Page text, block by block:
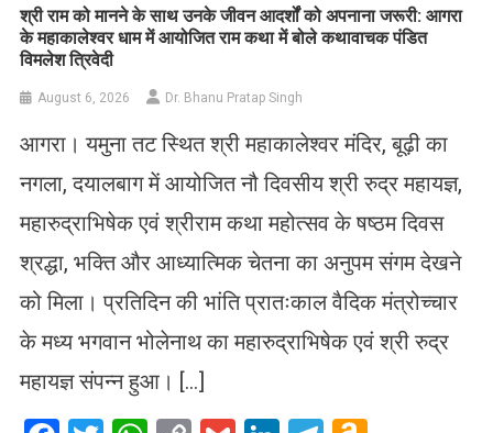
​श्री राम को मानने के साथ उनके जीवन आदर्शों को अपनाना जरूरी: आगरा
के महाकालेश्वर धाम में आयोजित राम कथा में बोले कथावाचक पंडित
विमलेश त्रिवेदी
August 6, 2026 Dr. Bhanu Pratap Singh
आगरा। यमुना तट स्थित श्री महाकालेश्वर मंदिर, बूढ़ी का
नगला, दयालबाग में आयोजित नौ दिवसीय श्री रुद्र महायज्ञ,
महारुद्राभिषेक एवं श्रीराम कथा महोत्सव के षष्ठम दिवस
श्रद्धा, भक्ति और आध्यात्मिक चेतना का अनुपम संगम देखने
को मिला। प्रतिदिन की भांति प्रातःकाल वैदिक मंत्रोच्चार
के मध्य भगवान भोलेनाथ का महारुद्राभिषेक एवं श्री रुद्र
महायज्ञ संपन्न हुआ। […]